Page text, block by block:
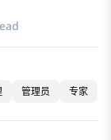
管理员 专家